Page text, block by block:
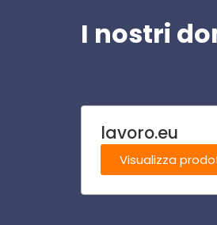
I nostri
lavoro.eu
Visualizza